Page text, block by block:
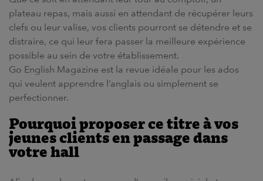
plateau repas, mais aussi en attendant de récupérer leurs
clefs ou leur valise, vos clients pourront se détendre et se
distraire, ce qui leur fera passer la meilleure expérience
possible au sein de votre établissement.
Go English Magazine est la revue idéale pour les ados
qui veulent apprendre l’anglais ou simplement se
perfectionner.
Pourquoi proposer ce titre à vos
jeunes clients en passage dans
votre hall